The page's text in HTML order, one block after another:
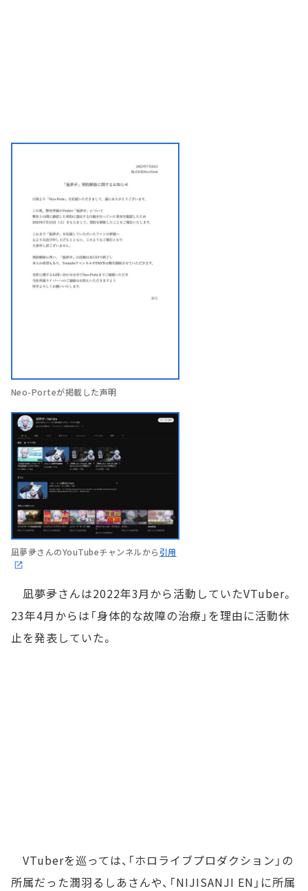
Neo-Porteが掲載した声明
凪夢夛さんのYouTubeチャンネルから 引用
凪夢夛さんは2022年3月から活動していたVTuber。
23年4月からは「身体的な故障の治療」を理由に活動休
止を発表していた。
VTuberを巡っては、「ホロライブプロダクション」の
所属だった潤羽るしあさんや、「NIJISANJI EN」に所属